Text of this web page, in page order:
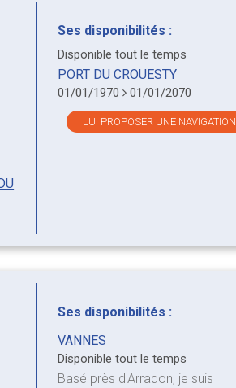
Ses disponibilités :
Disponible tout le temps
PORT DU CROUESTY
01/01/1970 01/01/2070
LUI PROPOSER UNE NAVIGATION
Ses disponibilités :
VANNES
Disponible tout le temps
Basé près d'Arradon, je suis